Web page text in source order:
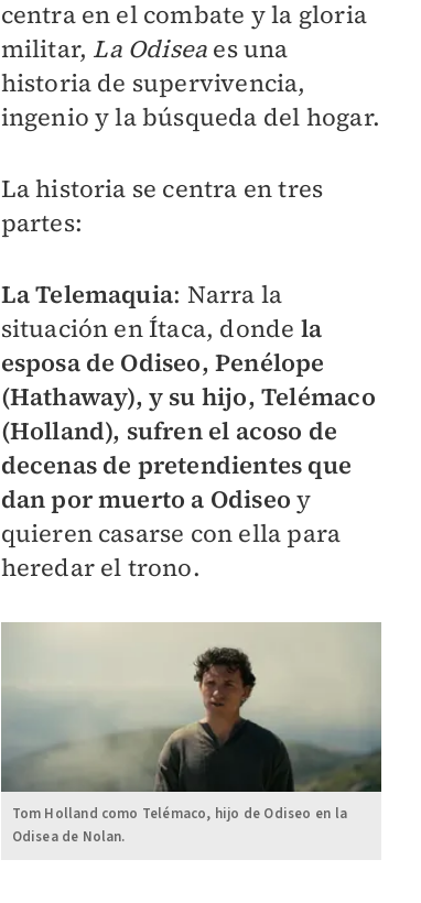
centra en el combate y la gloria
militar, La Odisea es una
historia de supervivencia,
ingenio y la búsqueda del hogar.
La historia se centra en tres
partes:
La Telemaquia: Narra la
situación en Ítaca, donde la
esposa de Odiseo, Penélope
(Hathaway), y su hijo, Telémaco
(Holland), sufren el acoso de
decenas de pretendientes que
dan por muerto a Odiseo y
quieren casarse con ella para
heredar el trono.
Tom Holland como Telémaco, hijo de Odiseo en la
Odisea de Nolan.